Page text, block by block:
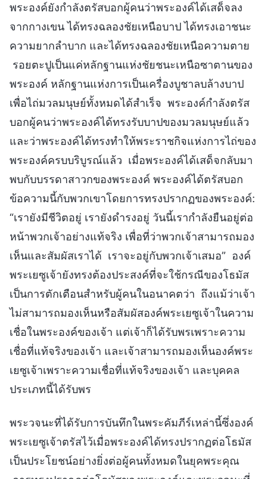
พระองค์ยังกำลังตรัสบอกผู้คนว่าพระองค์ได้เสด็จลง
จากกางเขน ได้ทรงฉลองชัยเหนือบาป ได้ทรงเอาชนะ
ความยากลำบาก และได้ทรงฉลองชัยเหนือความตาย
รอยตะปูเป็นแค่หลักฐานแห่งชัยชนะเหนือซาตานของ
พระองค์ หลักฐานแห่งการเป็นเครื่องบูชาลบล้างบาป
เพื่อไถ่มวลมนุษย์ทั้งหมดได้สำเร็จ พระองค์กำลังตรัส
บอกผู้คนว่าพระองค์ได้ทรงรับบาปของมวลมนุษย์แล้ว
และว่าพระองค์ได้ทรงทำให้พระราชกิจแห่งการไถ่ของ
พระองค์ครบบริบูรณ์แล้ว เมื่อพระองค์ได้เสด็จกลับมา
พบกับบรรดาสาวกของพระองค์ พระองค์ได้ตรัสบอก
ข้อความนี้กับพวกเขาโดยการทรงปรากฏของพระองค์:
“เรายังมีชีวิตอยู่ เรายังดำรงอยู่ วันนี้เรากำลังยืนอยู่ต่อ
หน้าพวกเจ้าอย่างแท้จริง เพื่อที่ว่าพวกเจ้าสามารถมอง
เห็นและสัมผัสเราได้ เราจะอยู่กับพวกเจ้าเสมอ” องค์
พระเยซูเจ้ายังทรงต้องประสงค์ที่จะใช้กรณีของโธมัส
เป็นการตักเตือนสำหรับผู้คนในอนาคตว่า ถึงแม้ว่าเจ้า
ไม่สามารถมองเห็นหรือสัมผัสองค์พระเยซูเจ้าในความ
เชื่อในพระองค์ของเจ้า แต่เจ้าก็ได้รับพรเพราะความ
เชื่อที่แท้จริงของเจ้า และเจ้าสามารถมองเห็นองค์พระ
เยซูเจ้าเพราะความเชื่อที่แท้จริงของเจ้า และบุคคล
ประเภทนี้ได้รับพร
พระวจนะที่ได้รับการบันทึกในพระคัมภีร์เหล่านี้ซึ่งองค์
พระเยซูเจ้าตรัสไว้เมื่อพระองค์ได้ทรงปรากฏต่อโธมัส
เป็นประโยชน์อย่างยิ่งต่อผู้คนทั้งหมดในยุคพระคุณ